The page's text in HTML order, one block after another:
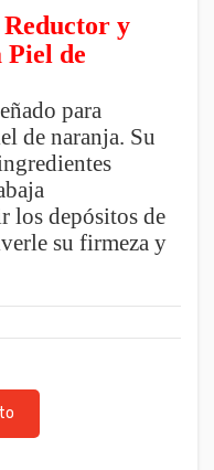
y
de
para
de naranja. Su
los depósitos de
su firmeza y